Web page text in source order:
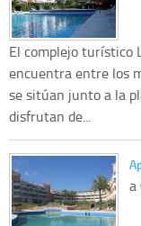
El complejo turístico
encuentra entre los
se sitúan junto a la
disfrutan de...
a